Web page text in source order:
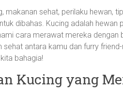
makanan sehat, perilaku hewan,
dibahas. Kucing adalah hewan
cara merawat mereka dengan
sehat antara kamu dan furry
bahagia!
Kucing yang